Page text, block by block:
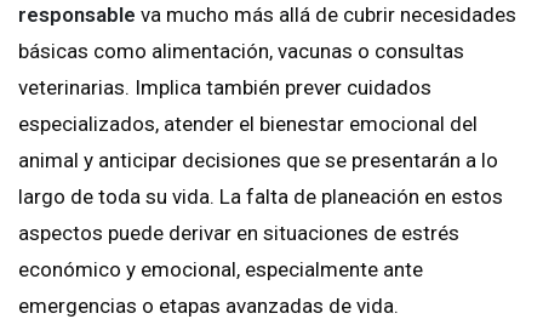
responsable va mucho más allá de cubrir necesidades
básicas como alimentación, vacunas o consultas
veterinarias. Implica también prever cuidados
especializados, atender el bienestar emocional del
animal y anticipar decisiones que se presentarán a lo
largo de toda su vida. La falta de planeación en estos
aspectos puede derivar en situaciones de estrés
económico y emocional, especialmente ante
emergencias o etapas avanzadas de vida.